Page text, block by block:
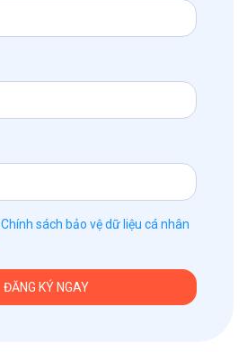
Chính sách bảo vệ dữ liệu cá nhân